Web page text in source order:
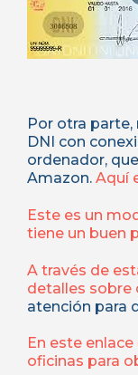
Por otra
DNI con
ordenador,
Amazon. Aquí
Este es un
tiene un buen
A través de
detalles sobre
atención para
En este
oficinas para